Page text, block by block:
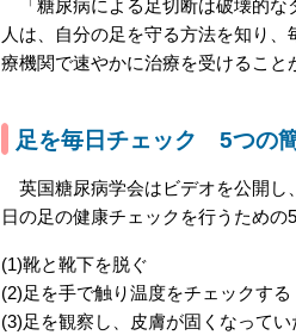
「糖尿病による足切断は破壊的な
人は、自分の足を守る方法を知り
療機関で速やかに治療を受けること
足を毎日チェック 5つの
英国糖尿病学会はビデオを公開し
日の足の健康チェックを行うための
(1)靴と靴下を脱ぐ
(2)足を手で触り温度をチェックする
(3)足を観察し、皮膚が固くなって